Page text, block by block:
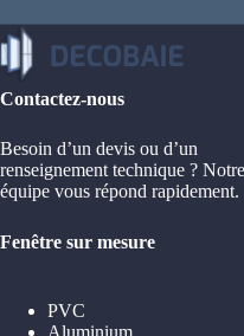
Contactez-nous
Besoin d’un devis ou d’un
renseignement technique ? Notre
équipe vous répond rapidement.
Fenêtre sur mesure
PVC
Aluminium